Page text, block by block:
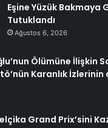
Eşine Yüzük Bakmaya
Tutuklandı
Ağustos 6, 2026
Ölümüne İlişkin
Karanlık İzlerinin
Grand Prix’sini